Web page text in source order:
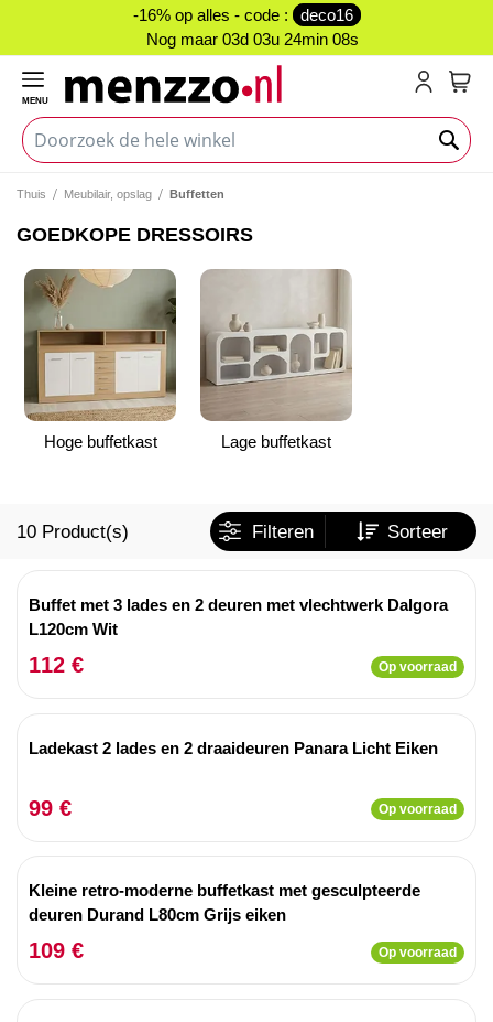
-16% op alles - code :
deco16
Nog maar 03d 03u 24min 08s
MENU
Thuis Meubilair, opslag Buffetten
GOEDKOPE DRESSOIRS
Hoge buffetkast Lage buffetkast
10 Product(s) Filteren Sorteer
Buffet met 3 lades en 2 deuren met vlechtwerk Dalgora
L120cm Wit
112 € Op voorraad
Ladekast 2 lades en 2 draaideuren Panara Licht Eiken
99 € Op voorraad
Kleine retro-moderne buffetkast met gesculpteerde
deuren Durand L80cm Grijs eiken
109 € Op voorraad